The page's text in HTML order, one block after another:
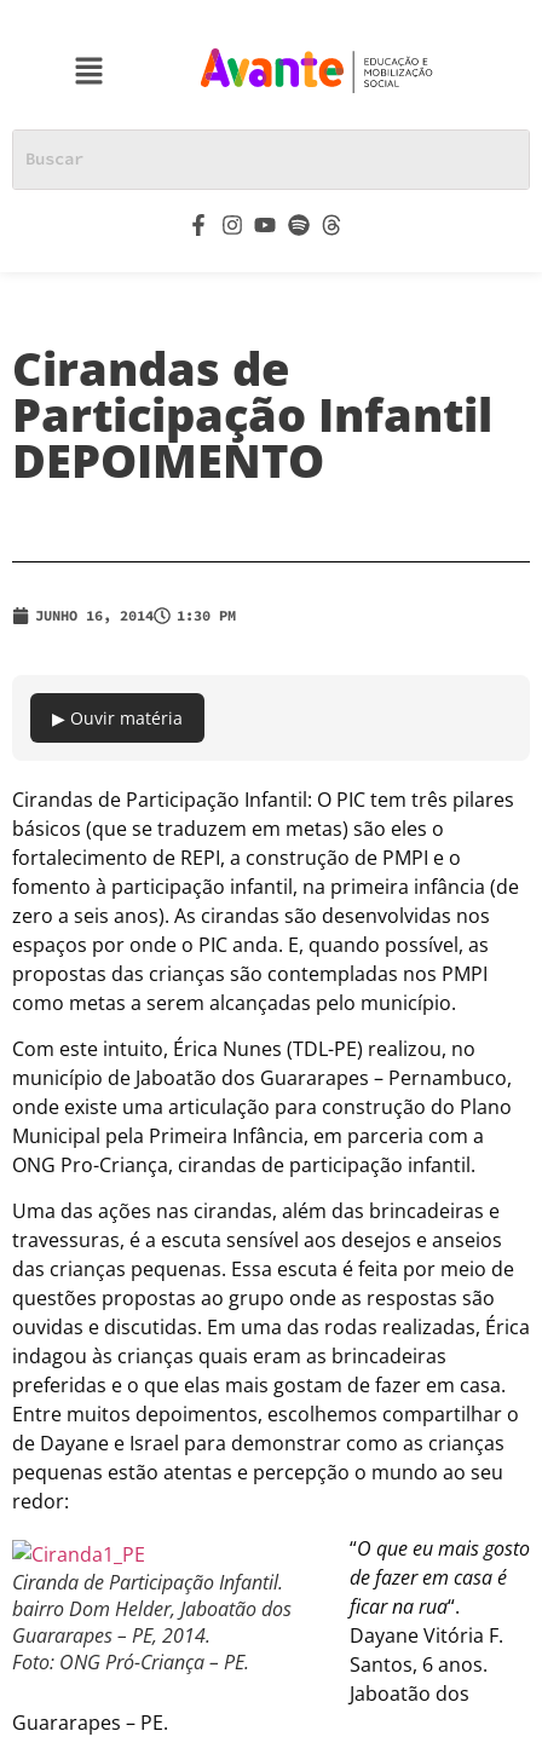
Cirandas de
Participação Infantil
DEPOIMENTO
JUNHO 16, 2014 1:30 PM
▶ Ouvir matéria
Cirandas de Participação Infantil: O PIC tem três pilares
básicos (que se traduzem em metas) são eles o
fortalecimento de REPI, a construção de PMPI e o
fomento à participação infantil, na primeira infância (de
zero a seis anos). As cirandas são desenvolvidas nos
espaços por onde o PIC anda. E, quando possível, as
propostas das crianças são contempladas nos PMPI
como metas a serem alcançadas pelo município.
Com este intuito, Érica Nunes (TDL-PE) realizou, no
município de Jaboatão dos Guararapes – Pernambuco,
onde existe uma articulação para construção do Plano
Municipal pela Primeira Infância, em parceria com a
ONG Pro-Criança, cirandas de participação infantil.
Uma das ações nas cirandas, além das brincadeiras e
travessuras, é a escuta sensível aos desejos e anseios
das crianças pequenas. Essa escuta é feita por meio de
questões propostas ao grupo onde as respostas são
ouvidas e discutidas. Em uma das rodas realizadas, Érica
indagou às crianças quais eram as brincadeiras
preferidas e o que elas mais gostam de fazer em casa.
Entre muitos depoimentos, escolhemos compartilhar o
de Dayane e Israel para demonstrar como as crianças
pequenas estão atentas e percepção o mundo ao seu
redor:
Ciranda de Participação Infantil.
bairro Dom Helder, Jaboatão dos
Guararapes – PE, 2014.
Foto: ONG Pró-Criança – PE.
“O que eu mais gosto
de fazer em casa é
ficar na rua“.
Dayane Vitória F.
Santos, 6 anos.
Jaboatão dos
Guararapes – PE.